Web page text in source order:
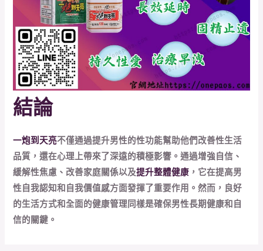
結論
一炮到天亮不僅通過提升男性的性功能幫助他們改善性生活
品質，還在心理上帶來了深遠的積極影響。通過增強自信、
緩解性焦慮、改善家庭關係以及提升整體健康 ，它在提高男
性自我認知和自我價值感方面發揮了重要作用。然而，良好
的生活方式和全面的健康管理同樣是確保男性長期健康和自
信的關鍵。